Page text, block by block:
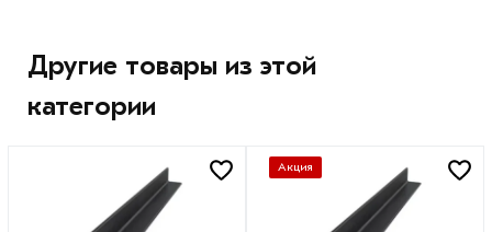
Другие товары из этой
категории
Акция